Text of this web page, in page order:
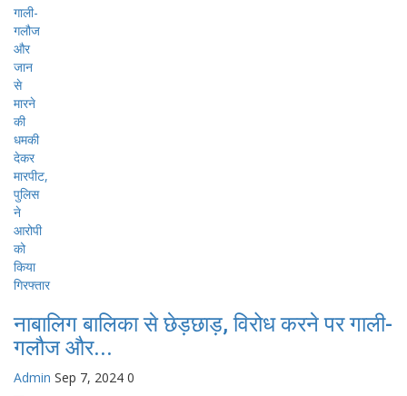
नाबालिग बालिका से छेड़छाड़, विरोध करने पर गाली-
गलौज और...
Admin Sep 7, 2024 0